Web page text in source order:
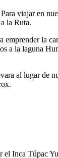
viajar en
la Ruta.
la
a la laguna
al lugar de
el Inca Túpac